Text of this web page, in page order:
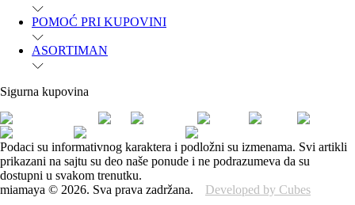
POMOĆ PRI KUPOVINI
ASORTIMAN
Sigurna kupovina
Podaci su informativnog karaktera i podložni su izmenama. Svi artikli
prikazani na sajtu su deo naše ponude i ne podrazumeva da su
dostupni u svakom trenutku.
miamaya © 2026. Sva prava zadržana. Developed by Cubes